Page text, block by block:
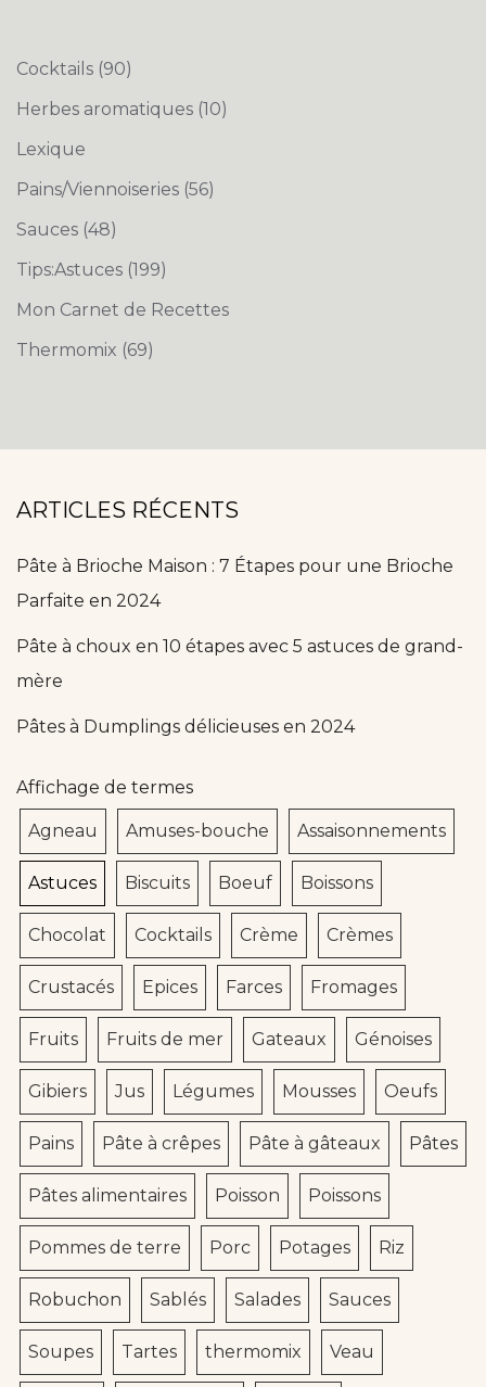
Cocktails (90)
Herbes aromatiques (10)
Lexique
Pains/Viennoiseries (56)
Sauces (48)
Tips:Astuces (199)
Mon Carnet de Recettes
Thermomix (69)
ARTICLES RÉCENTS
Pâte à Brioche Maison : 7 Étapes pour une Brioche
Parfaite en 2024
Pâte à choux en 10 étapes avec 5 astuces de grand-
mère
Pâtes à Dumplings délicieuses en 2024
Affichage de termes
Agneau Amuses-bouche Assaisonnements
Astuces Biscuits Boeuf Boissons
Chocolat Cocktails Crème Crèmes
Crustacés Epices Farces Fromages
Fruits Fruits de mer Gateaux Génoises
Gibiers Jus Légumes Mousses Oeufs
Pains Pâte à crêpes Pâte à gâteaux Pâtes
Pâtes alimentaires Poisson Poissons
Pommes de terre Porc Potages Riz
Robuchon Sablés Salades Sauces
Soupes Tartes thermomix Veau